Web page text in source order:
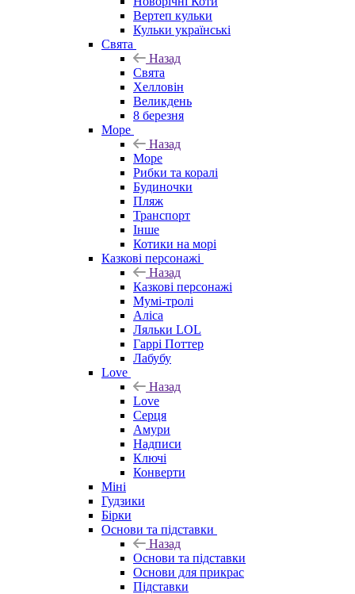
Вертеп кульки
Кульки українські
Свята
Назад
Свята
Хелловін
Великдень
8 березня
Море
Назад
Море
Рибки та коралі
Будиночки
Пляж
Транспорт
Інше
Котики на морі
Казкові персонажі
Назад
Казкові персонажі
Мумі-тролі
Аліса
Ляльки LOL
Гаррі Поттер
Лабубу
Love
Назад
Love
Серця
Амури
Надписи
Ключі
Конверти
Міні
Гудзики
Бірки
Основи та підставки
Назад
Основи та підставки
Основи для прикрас
Підставки